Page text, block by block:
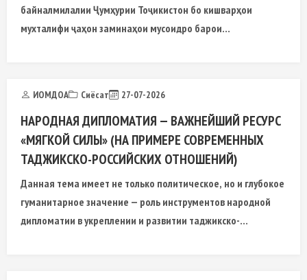
байналмилалии Ҷумҳурии Тоҷикистон бо кишварҳои
мухталифи ҷаҳон заминаҳои мусоидро барои
ИОМДОА Сиёсат 27-07-2026
НАРОДНАЯ ДИПЛОМАТИЯ — ВАЖНЕЙШИЙ РЕСУРС
«МЯГКОЙ СИЛЫ» (НА ПРИМЕРЕ СОВРЕМЕННЫХ
ТАДЖИКСКО-РОССИЙСКИХ ОТНОШЕНИЙ)
Данная тема имеет не только политическое, но и глубокое
гуманитарное значение — роль инструментов народной
дипломатии в укреплении и развитии таджикско-